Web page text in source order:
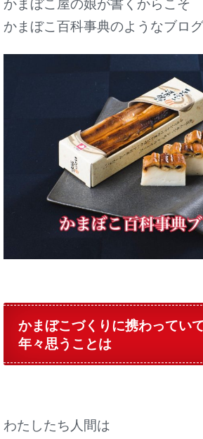
かまぼこ屋の娘が書くからこそ
かまぼこ百科事典のようなブロ
かまぼこづくりに携わってい
年々思うことは
わたしたち人間は